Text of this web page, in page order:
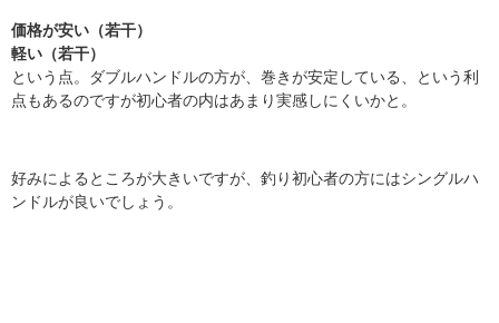
価格が安い（若干）
軽い（若干）
という点。ダブルハンドルの方が、巻きが安定している、という利
点もあるのですが初心者の内はあまり実感しにくいかと。
好みによるところが大きいですが、釣り初心者の方にはシングルハ
ンドルが良いでしょう。